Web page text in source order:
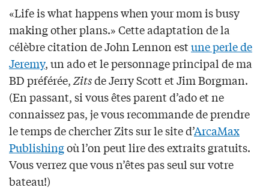
«Life is what happens when your mom is busy
making other plans.» Cette adaptation de la
célèbre citation de John Lennon estune perle de
Jeremy, un ado et le personnage principal de ma
BD préférée,Zitsde Jerry Scott et Jim Borgman.
(En passant, si vous êtes parent d’ado et ne
connaissez pas, je vous recommande de prendre
le temps de chercher Zits sur le site d’ArcaMax
Publishingoù l’on peut lire des extraits gratuits.
Vous verrez que vous n’êtes pas seul sur votre
bateau!)